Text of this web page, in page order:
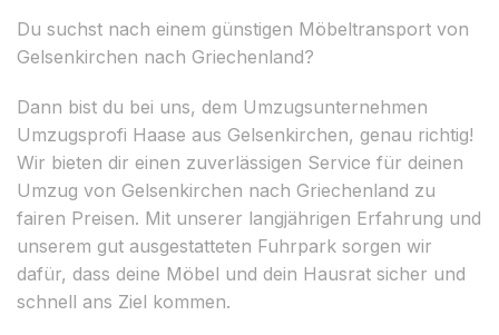
Du suchst nach einem günstigen Möbeltransport von
Gelsenkirchen nach Griechenland?
Dann bist du bei uns, dem Umzugsunternehmen
Umzugsprofi Haase aus Gelsenkirchen, genau richtig!
Wir bieten dir einen zuverlässigen Service für deinen
Umzug von Gelsenkirchen nach Griechenland zu
fairen Preisen. Mit unserer langjährigen Erfahrung und
unserem gut ausgestatteten Fuhrpark sorgen wir
dafür, dass deine Möbel und dein Hausrat sicher und
schnell ans Ziel kommen.